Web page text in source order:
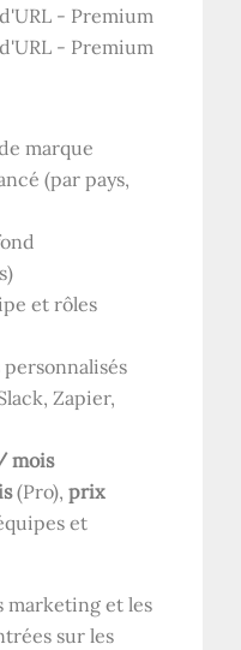
marque
(par pays,
et rôles
personnalisés
Zapier,
mois
(Pro),prix
et
marketing et les
sur les